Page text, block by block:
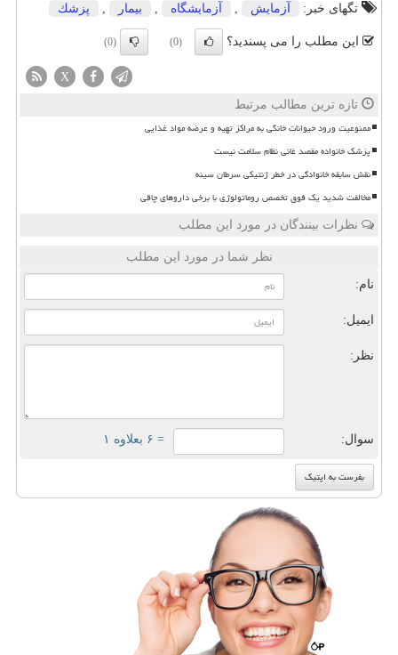
تگهای خبر:
آزمایش آزمایشگاه بیمار پزشك
این مطلب را می پسندید؟ (0)
(0)
X
تازه ترین مطالب مرتبط
ممنوعیت ورود حیوانات خانگی به مراکز تهیه و عرضه مواد غذایی
پزشک خانواده مقصد غائی نظام سلامت نیست
نقش سابقه خانوادگی در خطر ژنتیکی سرطان سینه
مخالفت شدید یک فوق تخصص روماتولوژی با برخی داروهای چاقی
نظرات بینندگان در مورد این مطلب
نظر شما در مورد این مطلب
نام:
ایمیل:
نظر:
سوال: = ۶ بعلاوه ۱